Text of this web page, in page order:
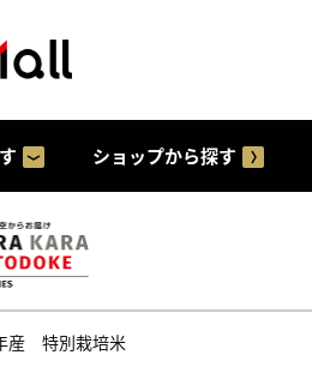
ショップから探す
産 特別栽培米